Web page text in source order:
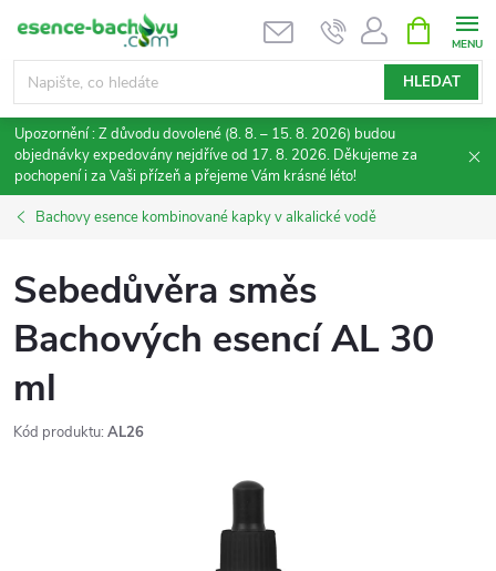
obsah
HLEDAT
NÁKUPNÍ
KOŠÍK
Upozornění : Z důvodu dovolené (8. 8. – 15. 8. 2026) budou
objednávky expedovány nejdříve od 17. 8. 2026. Děkujeme za
pochopení i za Vaši přízeň a přejeme Vám krásné léto!
Bachovy esence kombinované kapky v alkalické vodě
Sebedůvěra směs
Bachových esencí AL 30
ml
Kód produktu: AL26